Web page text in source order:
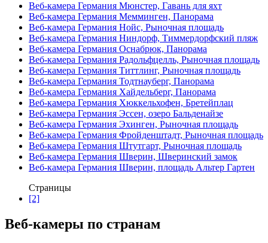
Веб-камера Германия Мюнстер, Гавань для яхт
Веб-камера Германия Мемминген, Панорама
Веб-камера Германия Нойс, Рыночная площадь
Веб-камера Германия Ниндорф, Тиммердорфский пляж
Веб-камера Германия Оснабрюк, Панорама
Веб-камера Германия Радольфцелль, Рыночная площадь
Веб-камера Германия Титтлинг, Рыночная площадь
Веб-камера Германия Тодтнауберг, Панорама
Веб-камера Германия Хайдельберг, Панорама
Веб-камера Германия Хюккельхофен, Бретейплац
Веб-камера Германия Эссен, озеро Бальденайзе
Веб-камера Германия Эхинген, Рыночная площадь
Веб-камера Германия Фройденштадт, Рыночная площадь
Веб-камера Германия Штутгарт, Рыночная площадь
Веб-камера Германия Шверин, Шверинский замок
Веб-камера Германия Шверин, площадь Альтер Гартен
Страницы
[2]
Веб-камеры по странам